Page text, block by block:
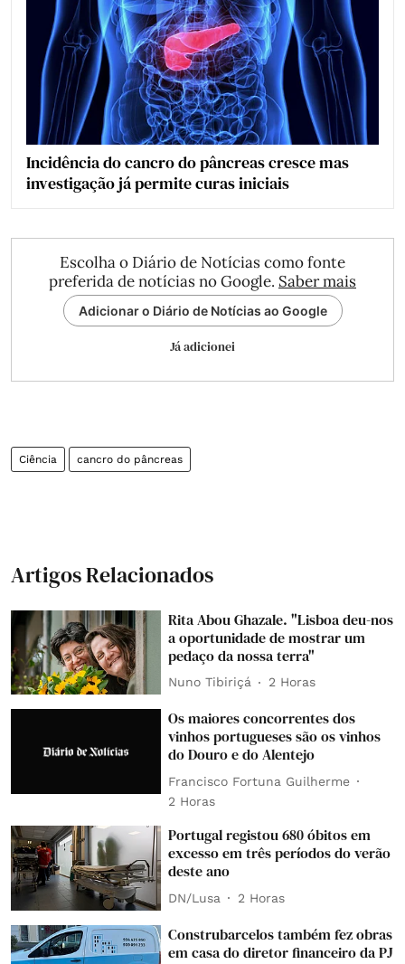
Incidência do cancro do pâncreas cresce mas
investigação já permite curas iniciais
Escolha o Diário de Notícias como fonte
preferida de notícias no Google. Saber mais
Adicionar o Diário de Notícias ao Google
Já adicionei
Ciência cancro do pâncreas
Artigos Relacionados
Rita Abou Ghazale. "Lisboa deu-nos
a oportunidade de mostrar um
pedaço da nossa terra"
Nuno Tibiriçá 2 Horas
Os maiores concorrentes dos
vinhos portugueses são os vinhos
do Douro e do Alentejo
Francisco Fortuna Guilherme
2 Horas
Portugal registou 680 óbitos em
excesso em três períodos do verão
deste ano
DN/Lusa 2 Horas
Construbarcelos também fez obras
em casa do diretor financeiro da PJ